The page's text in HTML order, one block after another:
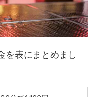
を表にまとめまし